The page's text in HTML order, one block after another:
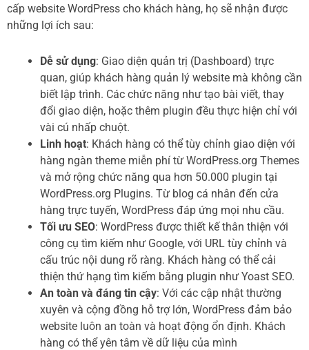
cấp website WordPress cho khách hàng, họ sẽ nhận được
những lợi ích sau:
Dễ sử dụng: Giao diện quản trị (Dashboard) trực
quan, giúp khách hàng quản lý website mà không cần
biết lập trình. Các chức năng như tạo bài viết, thay
đổi giao diện, hoặc thêm plugin đều thực hiện chỉ với
vài cú nhấp chuột.
Linh hoạt: Khách hàng có thể tùy chỉnh giao diện với
hàng ngàn theme miễn phí từ WordPress.org Themes
và mở rộng chức năng qua hơn 50.000 plugin tại
WordPress.org Plugins. Từ blog cá nhân đến cửa
hàng trực tuyến, WordPress đáp ứng mọi nhu cầu.
Tối ưu SEO: WordPress được thiết kế thân thiện với
công cụ tìm kiếm như Google, với URL tùy chỉnh và
cấu trúc nội dung rõ ràng. Khách hàng có thể cải
thiện thứ hạng tìm kiếm bằng plugin như Yoast SEO.
An toàn và đáng tin cậy: Với các cập nhật thường
xuyên và cộng đồng hỗ trợ lớn, WordPress đảm bảo
website luôn an toàn và hoạt động ổn định. Khách
hàng có thể yên tâm về dữ liệu của mình